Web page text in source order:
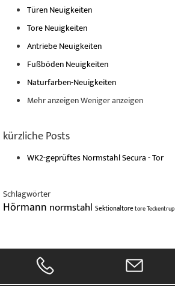
Türen Neuigkeiten
Tore Neuigkeiten
Antriebe Neuigkeiten
Fußböden Neuigkeiten
Naturfarben-Neuigkeiten
Mehr anzeigenWeniger anzeigen
kürzliche Posts
WK2-geprüftes Normstahl Secura - Tor
Schlagwörter
Hörmann normstahl SektionaltoretoreTeckentrup